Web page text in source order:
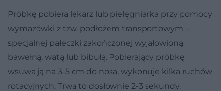
Próbkę pobiera lekarz lub pielęgniarka przy pomocy
wymazówki z tzw. podłożem transportowym -
specjalnej pałeczki zakończonej wyjałowioną
bawełną, watą lub bibułą. Pobierający próbkę
wsuwa ją na 3-5 cm do nosa, wykonuje kilka ruchów
rotacyjnych. Trwa to dosłownie 2-3 sekundy.